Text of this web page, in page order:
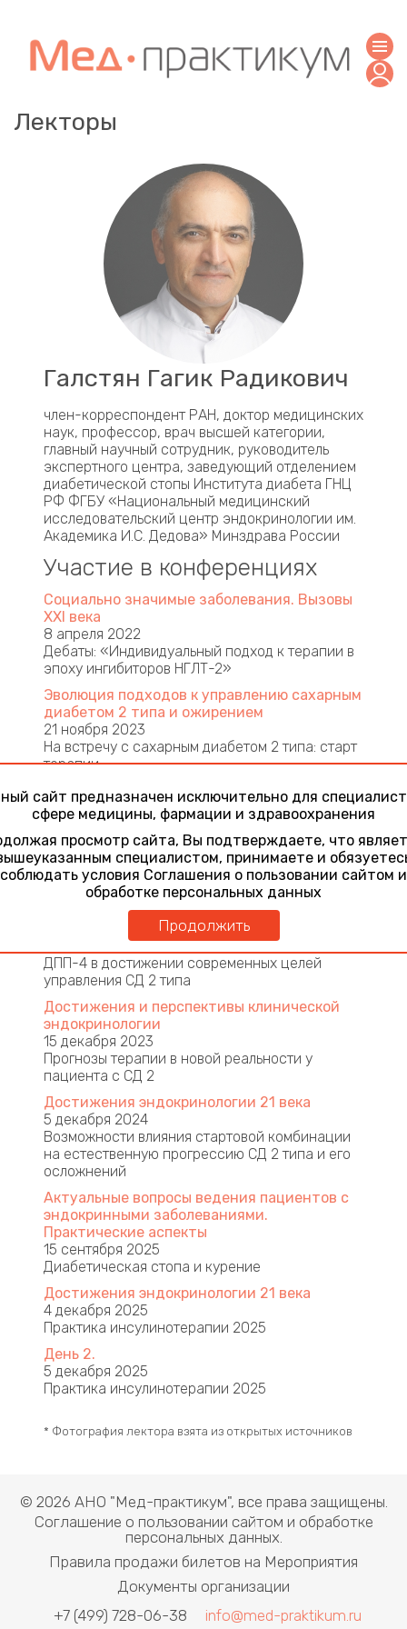
Лекторы
Галстян Гагик Радикович
член-корреспондент РАН, доктор медицинских
наук, профессор, врач высшей категории,
главный научный сотрудник, руководитель
экспертного центра, заведующий отделением
диабетической стопы Института диабета ГНЦ
РФ ФГБУ «Национальный медицинский
исследовательский центр эндокринологии им.
Академика И.С. Дедова» Минздрава России
Участие в конференциях
Социально значимые заболевания. Вызовы
ХХI века
8 апреля 2022
Дебаты: «Индивидуальный подход к терапии в
эпоху ингибиторов НГЛТ-2»
Эволюция подходов к управлению сахарным
диабетом 2 типа и ожирением
21 ноября 2023
На встречу с сахарным диабетом 2 типа: старт
терапии
Достижения эндокринологии 21 века
7 декабря 2023
Инновационные возможности
персонифицированного старта и
интенсификации терапии сахарного диабета 2
типа
Инсульт и когнитивные нарушения у пациентов
сахарным диабетом 2 типа. Терапевтические
Комплементарные эффекты ингибиторов
ДПП-4 в достижении современных целей
управления СД 2 типа
Достижения и перспективы клинической
эндокринологии
15 декабря 2023
Прогнозы терапии в новой реальности у
пациента с СД 2
Достижения эндокринологии 21 века
5 декабря 2024
Возможности влияния стартовой комбинации
на естественную прогрессию СД 2 типа и его
осложнений
Актуальные вопросы ведения пациентов с
эндокринными заболеваниями.
Практические аспекты ​
15 сентября 2025
Диабетическая стопа и курение
Достижения эндокринологии 21 века
4 декабря 2025
Практика инсулинотерапии 2025
День 2.
5 декабря 2025
Практика инсулинотерапии 2025
* Фотография лектора взята из открытых источников
© 2026 АНО "Мед-практикум", все права защищены.
Соглашение о пользовании сайтом и обработке
персональных данных.
Правила продажи билетов на Мероприятия
Документы организации
+7 (499) 728-06-38
info@med-praktikum.ru
сайт предназначен исключительно для
сфере медицины, фармации и здравоохранения
просмотр сайта, Вы подтверждаете, что
специалистом, принимаете и
соблюдать условия Соглашения о пользовании сайтом и
обработке персональных данных
Продолжить